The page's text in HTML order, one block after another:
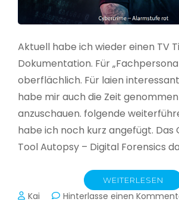
Aktuell habe ich wieder einen TV
Dokumentation. Für
oberflächlich. Für laien
habe mir auch die Zeit
anzuschauen. folgende
habe ich noch kurz angefügt. Das
Tool Autopsy – Digital Forensics
WEITERLESEN
Kai Hinterlasse einen